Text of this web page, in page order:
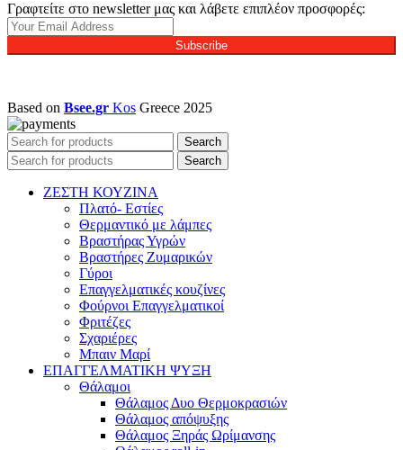
Γραφτείτε στο newsletter μας και λάβετε επιπλέον προσφορές:
Subscribe
Based on Bsee.gr Kos Greece 2025
Search
Search
ΖΕΣΤΗ ΚΟΥΖΙΝΑ
Πλατό- Εστίες
Θερμαντικό με λάμπες
Βραστήρας Υγρών
Βραστήρες Ζυμαρικών
Γύροι
Επαγγελματικές κουζίνες
Φούρνοι Επαγγελματικοί
Φριτέζες
Σχαριέρες
Μπαιν Μαρί
ΕΠΑΓΓΕΛΜΑΤΙΚΗ ΨΥΞΗ
Θάλαμοι
Θάλαμος Δυο Θερμοκρασιών
Θάλαμος απόψυξης
Θάλαμος Ξηράς Ωρίμανσης